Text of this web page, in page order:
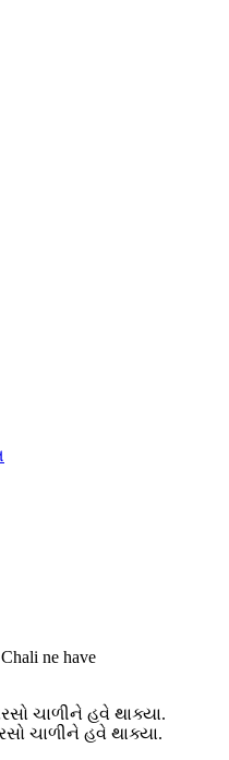
ne have
ચાળીને હવે થાક્યા.
ચાળીને હવે થાક્યા.